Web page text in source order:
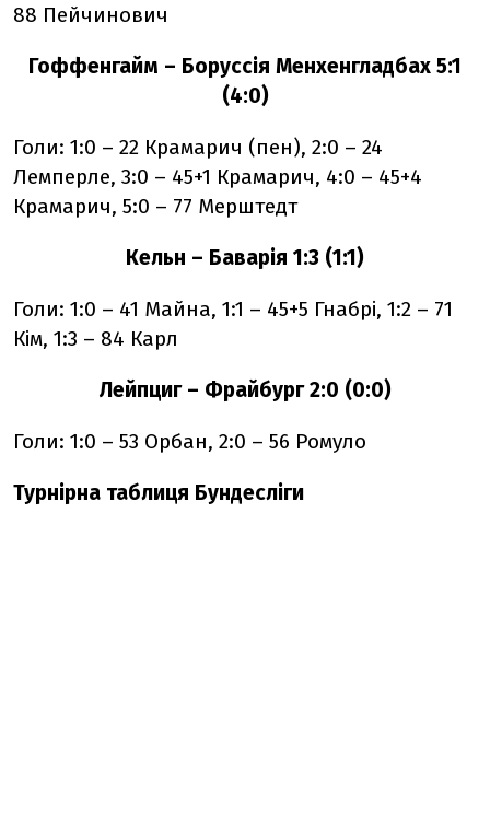
88 Пейчинович
Гоффенгайм – Боруссія Менхенгладбах 5:1
(4:0)
Голи: 1:0 – 22 Крамарич (пен), 2:0 – 24
Лемперле, 3:0 – 45+1 Крамарич, 4:0 – 45+4
Крамарич, 5:0 – 77 Мерштедт
Кельн – Баварія 1:3 (1:1)
Голи: 1:0 – 41 Майна, 1:1 – 45+5 Гнабрі, 1:2 – 71
Кім, 1:3 – 84 Карл
Лейпциг – Фрайбург 2:0 (0:0)
Голи: 1:0 – 53 Орбан, 2:0 – 56 Ромуло
Турнірна таблиця Бундесліги